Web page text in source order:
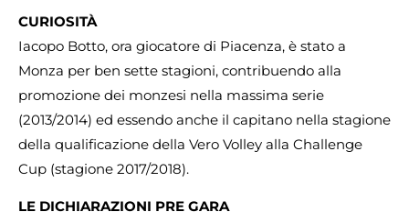
CURIOSITÀ
Iacopo Botto, ora giocatore di Piacenza, è stato a
Monza per ben sette stagioni, contribuendo alla
promozione dei monzesi nella massima serie
(2013/2014) ed essendo anche il capitano nella stagione
della qualificazione della Vero Volley alla Challenge
Cup (stagione 2017/2018).
LE DICHIARAZIONI PRE GARA